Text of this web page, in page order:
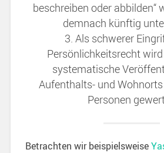
beschreiben oder abbilden“
demnach künftig
3. Als schwerer
Persönlichkeitsrecht
systematische
Aufenthalts- und
Personen
Betrachten wir beispielsweise